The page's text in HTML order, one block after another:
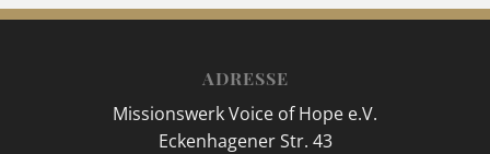
ADRESSE
Missionswerk Voice of Hope e.V.
Eckenhagener Str. 43